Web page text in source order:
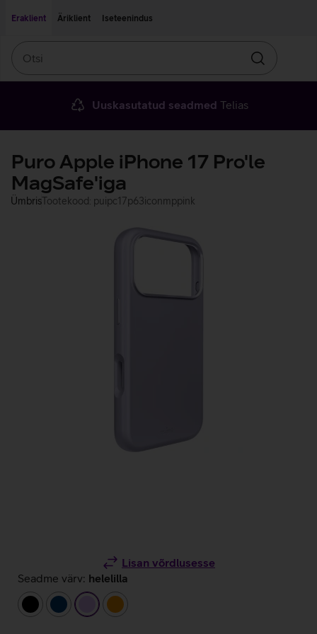
Eraklient
Äriklient Iseteenindus
Otsin
Uuskasutatud seadmed Telias
Puro Apple iPhone 17 Pro'le
MagSafe'iga
ÜmbrisTootekood: puipc17p63iconmppink
Lisan võrdlusesse
Seadme värv: helelilla
must
tumesininehelelillaoranž